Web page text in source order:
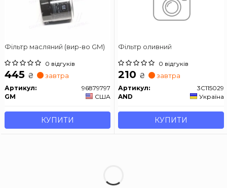
Фільтр масляний (вир-во GM)
0 відгуків
445 ₴ завтра
Артикул:
96879797
GM
США
КУПИТИ
Фільтр оливний
0 відгуків
210 ₴ завтра
Артикул:
3C115029
AND
Україна
КУПИТИ